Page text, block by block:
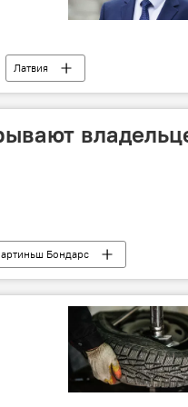
Латвия
Хоган
Бондарс
дума
Согласие